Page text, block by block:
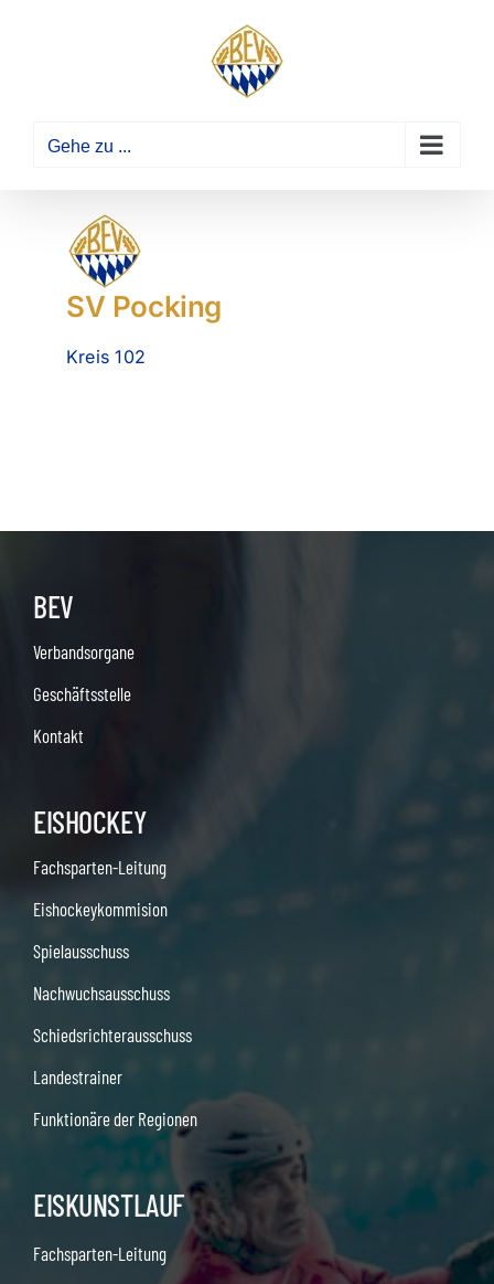
Gehe zu ...
SV Pocking
Kreis 102
BEV
Verbandsorgane
Geschäftsstelle
Kontakt
EISHOCKEY
Fachsparten-Leitung
Eishockeykommision
Spielausschuss
Nachwuchsausschuss
Schiedsrichterausschuss
Landestrainer
Funktionäre der Regionen
EISKUNSTLAUF
Fachsparten-Leitung